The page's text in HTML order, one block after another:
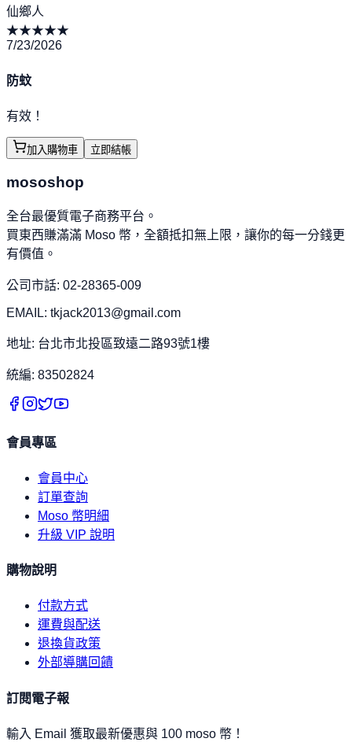
仙鄉人
★★★★★
7/23/2026
防蚊
有效！
加入購物車 立即結帳
mososhop
全台最優質電子商務平台。
買東西賺滿滿 Moso 幣，全額抵扣無上限，讓你的每一分錢更
有價值。
公司市話: 02-28365-009
EMAIL: tkjack2013@gmail.com
地址: 台北市北投區致遠二路93號1樓
統編: 83502824
會員專區
會員中心
訂單查詢
Moso 幣明細
升級 VIP 說明
購物說明
付款方式
運費與配送
退換貨政策
外部導購回饋
訂閱電子報
輸入 Email 獲取最新優惠與 100 moso 幣！